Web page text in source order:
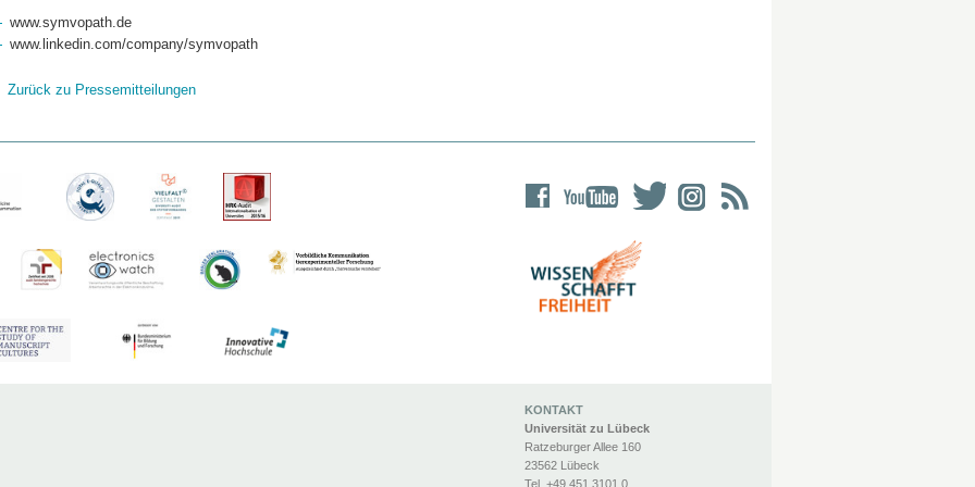
www.symvopath.de
www.linkedin.com/company/symvopath
Zurück zu Pressemitteilungen
KONTAKT
Universität zu Lübeck
Ratzeburger Allee 160
23562 Lübeck
Tel. +49 451 3101 0